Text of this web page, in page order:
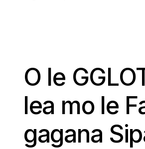
O le
lea mo le
gagana